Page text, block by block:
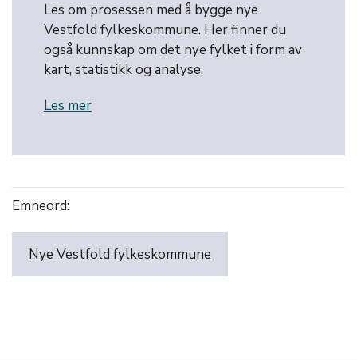
Les om prosessen med å bygge nye
Vestfold fylkeskommune. Her finner du
også kunnskap om det nye fylket i form av
kart, statistikk og analyse.
Les mer
Emneord:
Nye Vestfold fylkeskommune